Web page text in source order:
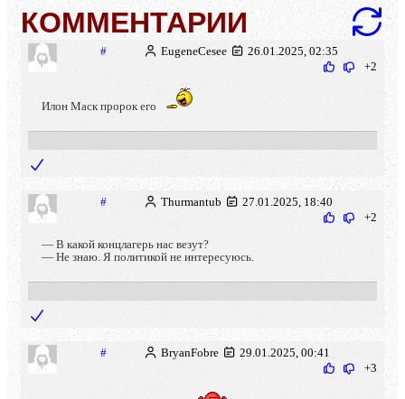
КОММЕНТАРИИ
# EugeneCesee
26.01.2025, 02:35
+2
Илон Маск пророк его
# Thurmantub
27.01.2025, 18:40
+2
— В какой концлагерь нас везут?
— Не знаю. Я политикой не интересуюсь.
# BryanFobre
29.01.2025, 00:41
+3